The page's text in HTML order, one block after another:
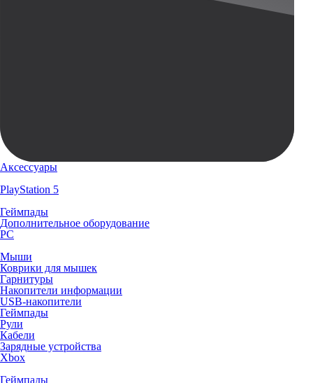
Аксессуары
PlayStation 5
Геймпады
Дополнительное оборудование
PC
Мыши
Коврики для мышек
Гарнитуры
Накопители информации
USB-накопители
Геймпады
Рули
Кабели
Зарядные устройства
Xbox
Геймпады